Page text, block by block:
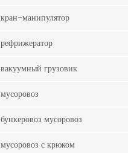
кран-манипулятор
рефрижератор
вакуумный грузовик
мусоровоз
бункеровоз мусоровоз
мусоровоз с крюком